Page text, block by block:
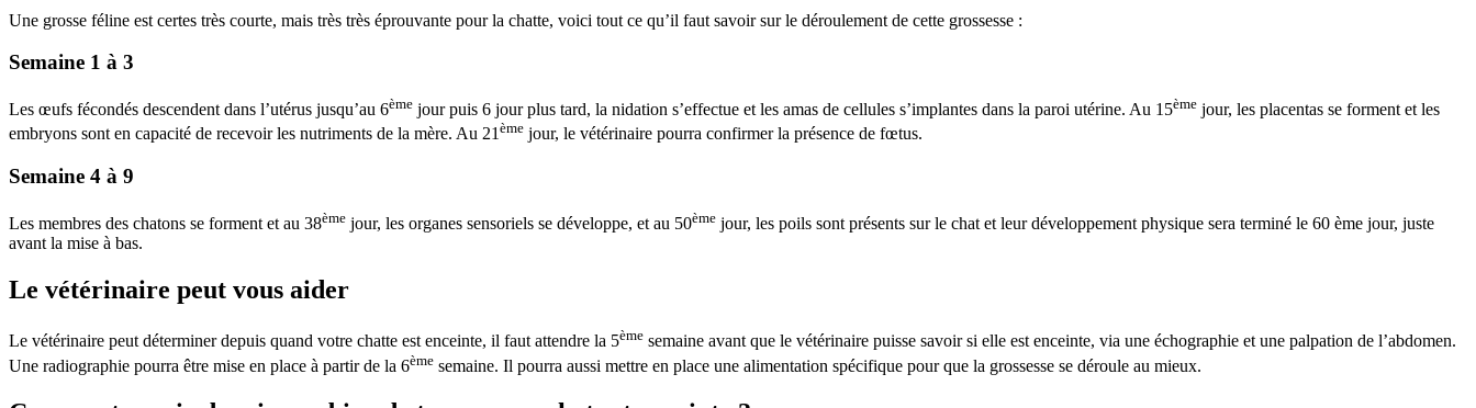
Une grosse féline est certes très courte, mais très très éprouvante pour la chatte, voici tout ce qu’il faut savoir sur le déroulement de cette grossesse :
Semaine 1 à 3
Les œufs fécondés descendent dans l’utérus jusqu’au 6ème jour puis 6 jour plus tard, la nidation s’effectue et les amas de cellules s’implantes dans la paroi utérine. Au 15ème jour, les placentas se forment et les
embryons sont en capacité de recevoir les nutriments de la mère. Au 21ème jour, le vétérinaire pourra confirmer la présence de fœtus.
Semaine 4 à 9
Les membres des chatons se forment et au 38ème jour, les organes sensoriels se développe, et au 50ème jour, les poils sont présents sur le chat et leur développement physique sera terminé le 60 ème jour, juste
avant la mise à bas.
Le vétérinaire peut vous aider
Le vétérinaire peut déterminer depuis quand votre chatte est enceinte, il faut attendre la 5ème semaine avant que le vétérinaire puisse savoir si elle est enceinte, via une échographie et une palpation de l’abdomen.
Une radiographie pourra être mise en place à partir de la 6ème semaine. Il pourra aussi mettre en place une alimentation spécifique pour que la grossesse se déroule au mieux.